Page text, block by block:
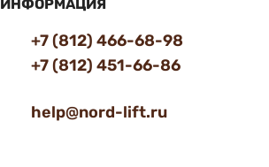
ИНФОРМАЦИЯ
+7 (812) 466-68-98
+7 (812) 451-66-86
help@nord-lift.ru